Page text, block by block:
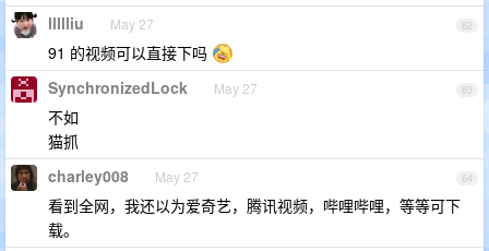
62
llllliu May 27
91 的视频可以直接下吗
63
SynchronizedLock May 27
不如
猫抓
64
charley008 May 27
看到全网，我还以为爱奇艺，腾讯视频，哔哩哔哩，等等可下
载。